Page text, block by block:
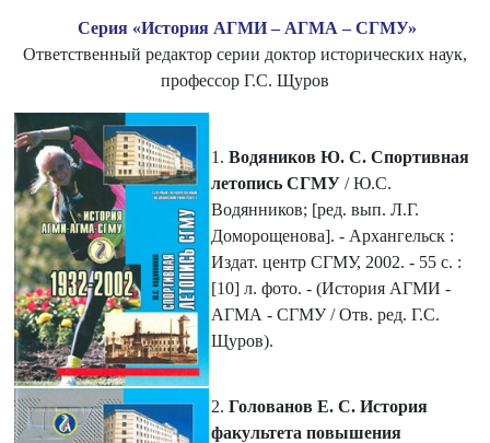
Серия «История АГМИ – АГМА – СГМУ»
Ответственный редактор серии доктор исторических наук,
профессор Г.С. Щуров
1. Водяников Ю. С. Спортивная
летопись СГМУ / Ю.С.
Водянников; [ред. вып. Л.Г.
Доморощенова]. - Архангельск :
Издат. центр СГМУ, 2002. - 55 с. :
[10] л. фото. - (История АГМИ -
АГМА - СГМУ / Отв. ред. Г.С.
Щуров).
2. Голованов Е. С. История
факультета повышения